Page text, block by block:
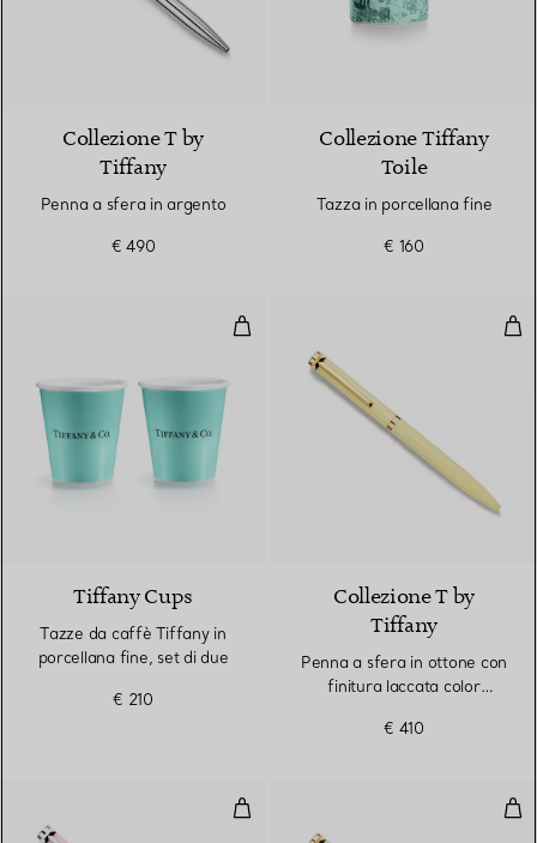
Collezione T by
Tiffany
Penna a sfera in argento
€ 490
Collezione Tiffany
Toile
Tazza in porcellana fine
€ 160
Tazze da caffè Tiffany in
Tiffany Cups
Tazze da caffè Tiffany in
porcellana fine, set di due
€ 210
Collezione T by
Tiffany
Penna a sfera in ottone con
finitura laccata color
€ 410
Penna a sfera in ottone con